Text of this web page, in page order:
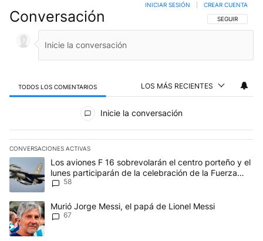
Conversación SIGA ESTA
SEGUIR
INICIAR SESIÓN CREAR CUENTA
TODOS LOS COMENTARIOS LOS MÁS RECIENTES
Inicie la conversación
CONVERSACIONES ACTIVAS
Este listado muestra los artículos con más comentarios en los
Un artículo de tendencia con el título "Los aviones F 16
Los aviones F 16 sobrevolarán el centro porteño y el
lunes participarán de la celebración de la Fuerza
Aérea
58
Un artículo de tendencia con el título "Murió Jorge Messi, el
Murió Jorge Messi, el papá de Lionel Messi
67